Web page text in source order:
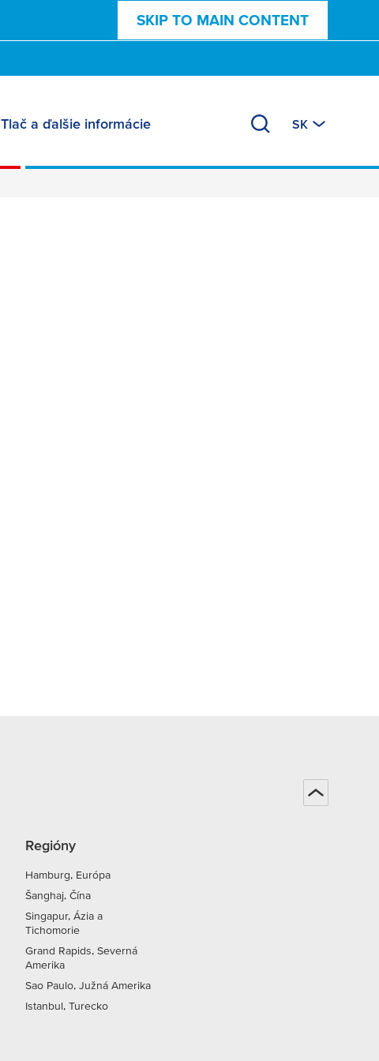
SKIP TO MAIN CONTENT
Tlač a ďalšie informácie SK
Regióny
Hamburg, Európa
Šanghaj, Čína
Singapur, Ázia a
Tichomorie
Grand Rapids, Severná
Amerika
Sao Paulo, Južná Amerika
Istanbul, Turecko